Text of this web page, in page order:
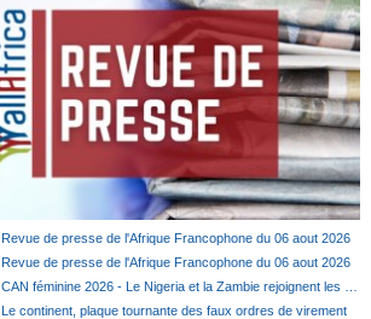
Revue de presse de l'Afrique Francophone du 06 aout 2026
Revue de presse de l'Afrique Francophone du 06 aout 2026
CAN féminine 2026 - Le Nigeria et la Zambie rejoignent les quarts de finale
Le continent, plaque tournante des faux ordres de virement